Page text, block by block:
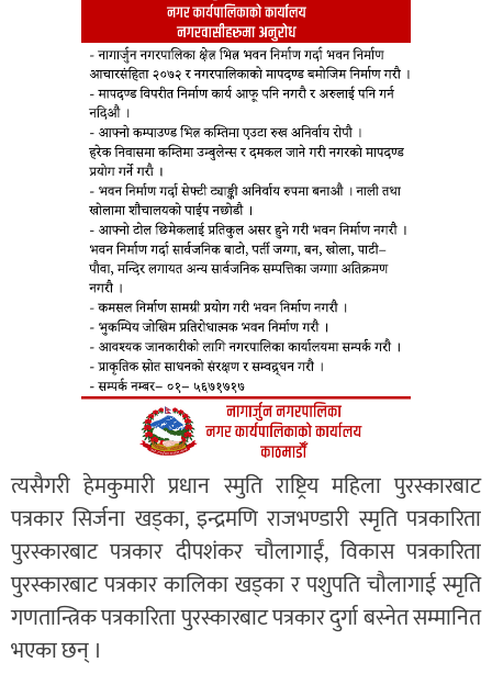
त्यसैगरी हेमकुमारी प्रधान स्मुति राष्ट्रिय महिला पुरस्कारबाट
पत्रकार सिर्जना खड्का, इन्द्रमणि राजभण्डारी स्मृति पत्रकारिता
पुरस्कारबाट पत्रकार दीपशंकर चौलागाईं, विकास पत्रकारिता
पुरस्कारबाट पत्रकार कालिका खड्का र पशुपति चौलागाई स्मृति
गणतान्त्रिक पत्रकारिता पुरस्कारबाट पत्रकार दुर्गा बस्नेत सम्मानित
भएका छन् ।